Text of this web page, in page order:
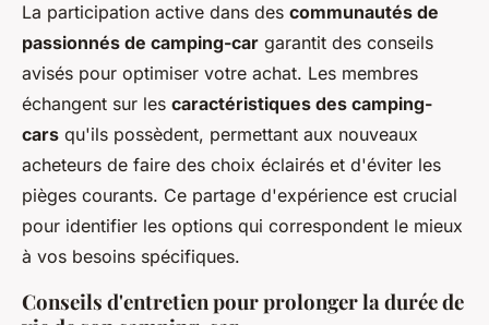
La participation active dans des communautés de
passionnés de camping-car garantit des conseils
avisés pour optimiser votre achat. Les membres
échangent sur les caractéristiques des camping-
cars qu'ils possèdent, permettant aux nouveaux
acheteurs de faire des choix éclairés et d'éviter les
pièges courants. Ce partage d'expérience est crucial
pour identifier les options qui correspondent le mieux
à vos besoins spécifiques.
Conseils d'entretien pour prolonger la durée de